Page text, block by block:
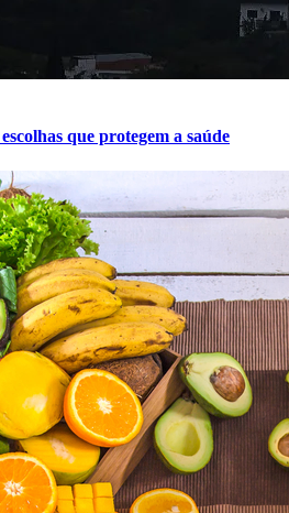
que protegem a saúde